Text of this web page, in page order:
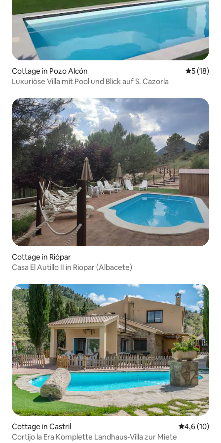
Cottage in Pozo Alcón
5 (18)
Luxuriöse Villa mit Pool und Blick auf S. Cazorla
Cottage in Riópar
Casa El Autillo II in Riopar (Albacete)
Cottage in Castril
4,6 (10)
Cortijo la Era Komplette Landhaus-Villa zur Miete